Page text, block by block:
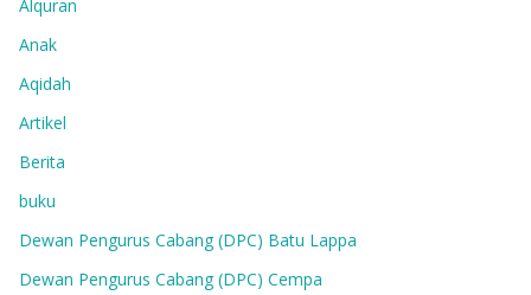
Alquran
Anak
Aqidah
Artikel
Berita
buku
Dewan Pengurus Cabang (DPC) Batu Lappa
Dewan Pengurus Cabang (DPC) Cempa